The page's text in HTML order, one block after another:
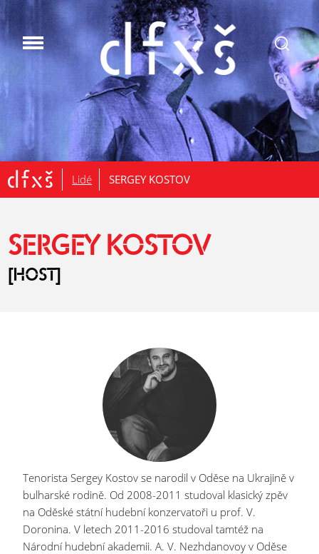
.
Lidé SERGEY KOSTOV
SERGEY KOSTOV
[HOST]
Tenorista Sergey Kostov se narodil v Oděse na Ukrajině v
bulharské rodině. Od 2008-2011 studoval klasický zpěv
na Oděské státní hudební konzervatoři u prof. V.
Doronina. V letech 2011-2016 studoval tamtéž na
Národní hudební akademii. A. V. Nezhdanovoy v Oděse